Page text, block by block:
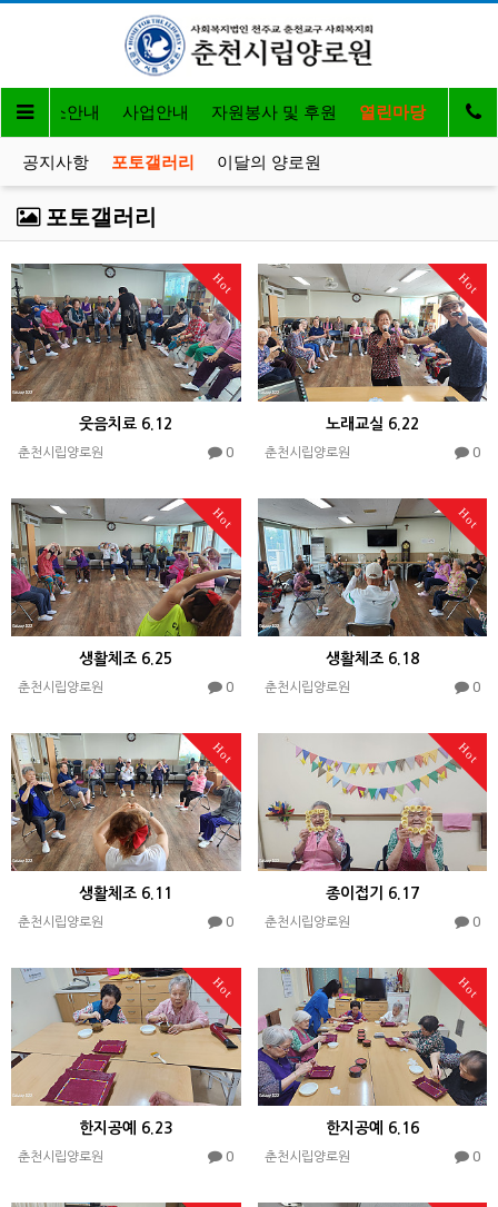
입소안내 사업안내 자원봉사 및 후원 열린마당
공지사항 포토갤러리 이달의 양로원
포토갤러리
Hot
웃음치료 6.12
춘천시립양로원 0
Hot
노래교실 6.22
춘천시립양로원 0
Hot
생활체조 6.25
춘천시립양로원 0
Hot
생활체조 6.18
춘천시립양로원 0
Hot
생활체조 6.11
춘천시립양로원 0
Hot
종이접기 6.17
춘천시립양로원 0
Hot
한지공예 6.23
춘천시립양로원 0
Hot
한지공예 6.16
춘천시립양로원 0